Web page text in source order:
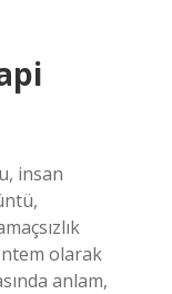
insan
olarak
anlam,